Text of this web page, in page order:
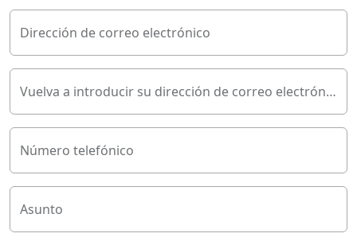
Dirección de correo electrónico
Vuelva a introducir su dirección de correo electrónico
Número telefónico
Asunto